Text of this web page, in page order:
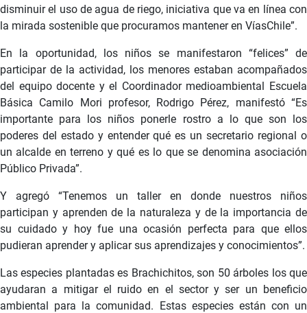
disminuir el uso de agua de riego, iniciativa que va en línea con
la mirada sostenible que procuramos mantener en VíasChile”.
En la oportunidad, los niños se manifestaron “felices” de
participar de la actividad, los menores estaban acompañados
del equipo docente y el Coordinador medioambiental Escuela
Básica Camilo Mori profesor, Rodrigo Pérez, manifestó “Es
importante para los niños ponerle rostro a lo que son los
poderes del estado y entender qué es un secretario regional o
un alcalde en terreno y qué es lo que se denomina asociación
Público Privada”.
Y agregó “Tenemos un taller en donde nuestros niños
participan y aprenden de la naturaleza y de la importancia de
su cuidado y hoy fue una ocasión perfecta para que ellos
pudieran aprender y aplicar sus aprendizajes y conocimientos”.
Las especies plantadas es Brachichitos, son 50 árboles los que
ayudaran a mitigar el ruido en el sector y ser un beneficio
ambiental para la comunidad. Estas especies están con un